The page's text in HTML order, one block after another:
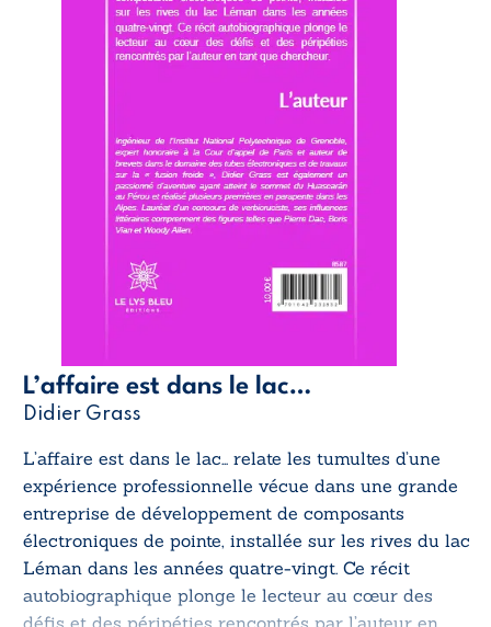
L’affaire est dans le lac…
Didier Grass
L’affaire est dans le lac… relate les tumultes d’une
expérience professionnelle vécue dans une grande
entreprise de développement de composants
électroniques de pointe, installée sur les rives du lac
Léman dans les années quatre-vingt. Ce récit
autobiographique plonge le lecteur au cœur des
défis et des péripéties rencontrés par l’auteur en